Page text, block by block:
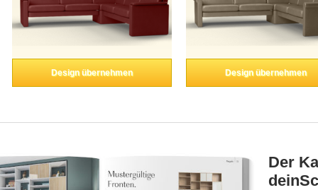
Design übernehmen Design übernehmen
Der